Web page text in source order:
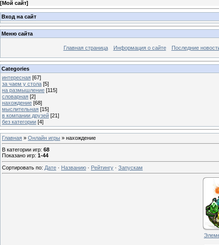
[Мой сайт]
Вход на сайт
Меню сайта
Главная страница Информация о сайте Последние
Categories
интересная [67]
за чаем у стола [5]
на размышление [115]
словарная [2]
нахождение [68]
мыслительная [15]
в компании друзей [21]
без категории [4]
Главная » Онлайн игры » нахождение
В категории игр: 68
Показано игр: 1-44
Сортировать по: Дате · Названию · Рейтингу · Запускам